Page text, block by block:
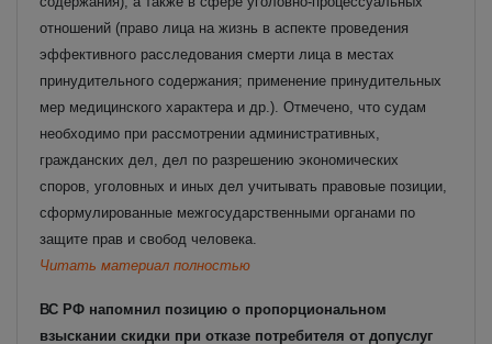
отношений (право лица на жизнь в аспекте проведения
эффективного расследования смерти лица в местах
принудительного содержания; применение принудительных
мер медицинского характера и др.). Отмечено, что судам
необходимо при рассмотрении административных,
гражданских дел, дел по разрешению экономических
споров, уголовных и иных дел учитывать правовые позиции,
сформулированные межгосударственными органами по
защите прав и свобод человека.
Читать материал полностью
ВС РФ напомнил позицию о пропорциональном
взыскании скидки при отказе потребителя от допуслуг